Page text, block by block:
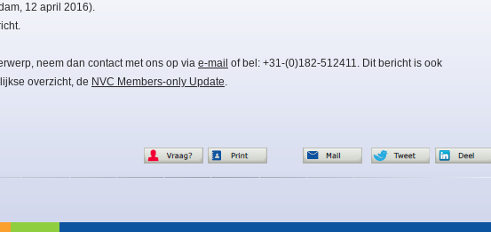
12 april 2016).
neem dan contact met ons op via e-mail of bel: +31-(0)182-512411. Dit bericht is ook
overzicht, de NVC Members-only Update.